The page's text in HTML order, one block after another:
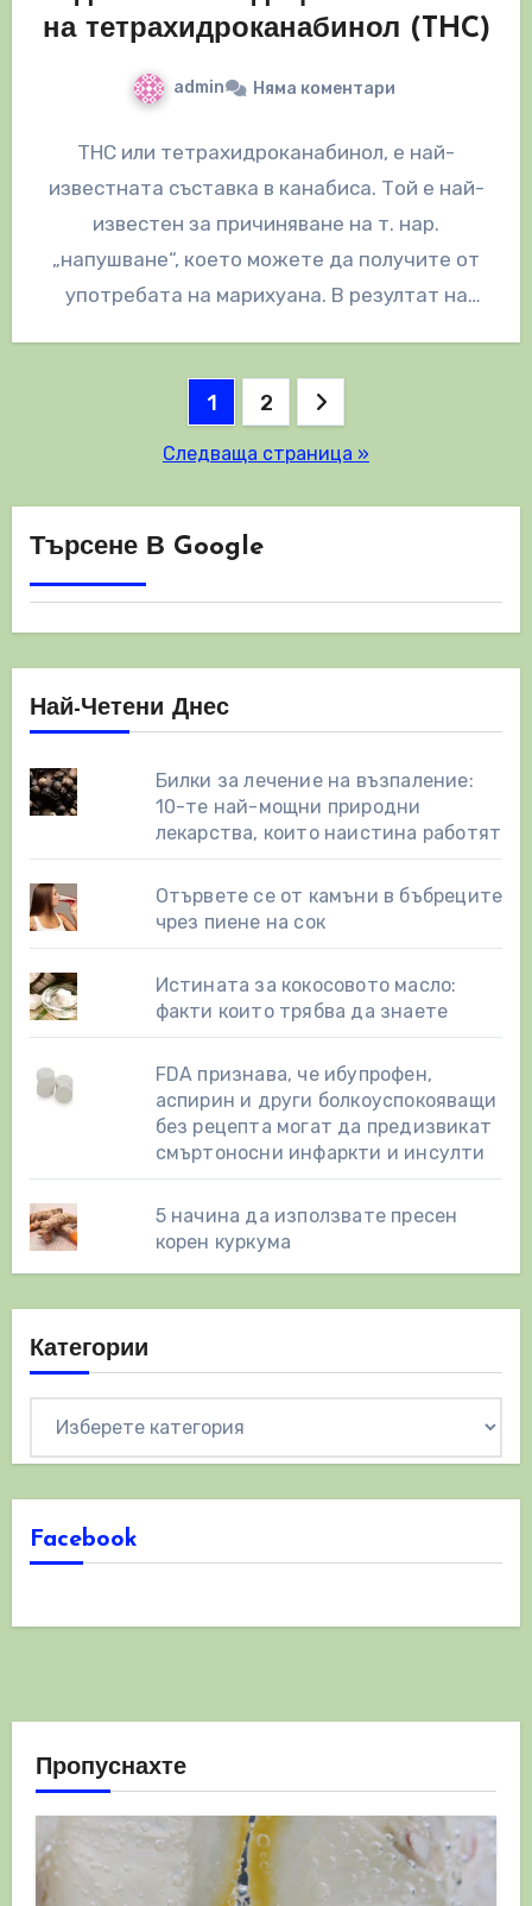
на тетрахидроканабинол (THC)
admin Няма коментари
THC или тетрахидроканабинол, е най-
известната съставка в канабиса. Той е най-
известен за причиняване на т. нар.
„напушване“, което можете да получите от
употребата на марихуана. В резултат на
Разделяне
публикациите
на
страници
1 2
Следваща страница »
Търсене В Google
Най-Четени Днес
Билки за лечение на възпаление:
10-те най-мощни природни
лекарства, които наистина работят
Отървете се от камъни в бъбреците
чрез пиене на сок
Истината за кокосовото масло:
факти които трябва да знаете
FDA признава, че ибупрофен,
аспирин и други болкоуспокояващи
без рецепта могат да предизвикат
смъртоносни инфаркти и инсулти
5 начина да използвате пресен
корен куркума
Категории
Facebook
Пропуснахте